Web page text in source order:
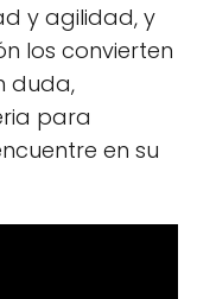
y agilidad, y
los convierten
duda,
para
en su